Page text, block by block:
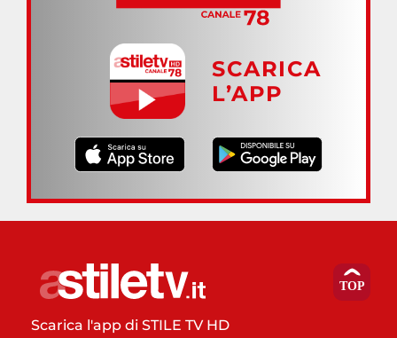
SCARICA
L’APP
Scarica l'app di STILE TV HD